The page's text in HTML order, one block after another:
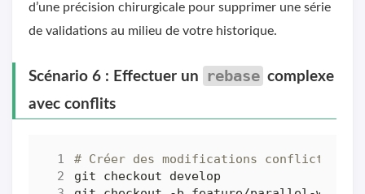
d’une précision chirurgicale pour supprimer une série
de validations au milieu de votre historique.
Scénario 6 : Effectuer un rebase complexe
avec conflits
# Créer des modifications